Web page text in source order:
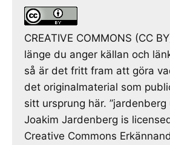
CREATIVE COMMONS (CC
länge du anger källan och
så är det fritt fram att göra
det originalmaterial som
sitt ursprung här.
Joakim Jardenberg is
Creative Commons